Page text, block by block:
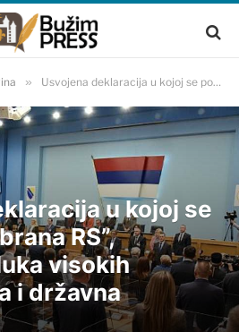
» Usvojena deklaracija u kojoj se pominju “odbrana RS”, ukidanje odluka visokih predstavnika i državna imovina
u kojoj se
RS”,
visokih
i državna